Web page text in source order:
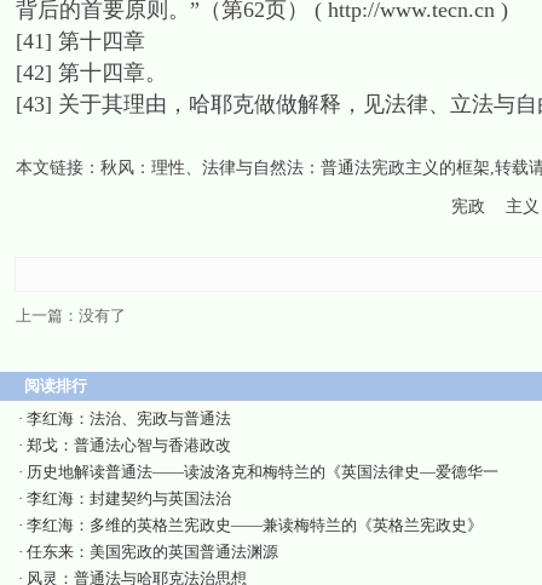
背后的首要原则。”（第62页） ( http://www.tecn.cn )
[41] 第十四章
[42] 第十四章。
[43] 关于其理由，哈耶克做做解释，见法律、立法与
本文链接： 秋风：理性、法律与自然法：普通法宪政主义的框架,转载
宪政 主义
上一篇：没有了
阅读排行
· 李红海：法治、宪政与普通法
· 郑戈：普通法心智与香港政改
· 历史地解读普通法——读波洛克和梅特兰的《英国法律史—爱德华一
· 李红海：封建契约与英国法治
· 李红海：多维的英格兰宪政史——兼读梅特兰的《英格兰宪政史》
· 任东来：美国宪政的英国普通法渊源
· 风灵：普通法与哈耶克法治思想